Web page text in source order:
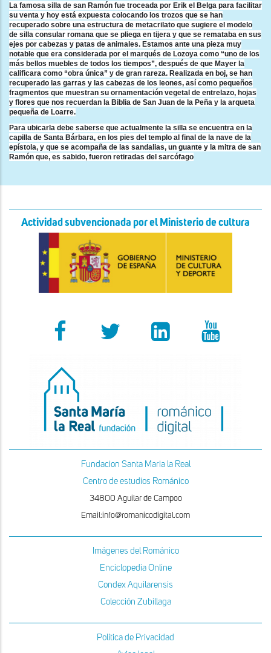
La famosa silla de san Ramón fue troceada por Erik el Belga para facilitar
su venta y hoy está expuesta colocando los trozos que se han
recuperado sobre una estructura de metacrilato que sugiere el modelo
de silla consular romana que se pliega en tijera y que se remataba en sus
ejes por cabezas y patas de animales. Estamos ante una pieza muy
notable que era considerada por el marqués de Lozoya como “uno de los
más bellos muebles de todos los tiempos”, después de que Mayer la
calificara como “obra única” y de gran rareza. Realizada en boj, se han
recuperado las garras y las cabezas de los leones, así como pequeños
fragmentos que muestran su ornamentación vegetal de entrelazo, hojas
y flores que nos recuerdan la Biblia de San Juan de la Peña y la arqueta
pequeña de Loarre.
Para ubicarla debe saberse que actualmente la silla se encuentra en la
capilla de Santa Bárbara, en los pies del templo al final de la nave de la
epístola, y que se acompaña de las sandalias, un guante y la mitra de san
Ramón que, es sabido, fueron retiradas del sarcófago
Actividad subvencionada por el Ministerio de cultura
Fundacion Santa Maria la Real
Centro de estudios Románico
34800 Aguilar de Campoo
Email:info@romanicodigital.com
Imágenes del Románico
Enciclopedia Online
Condex Aquilarensis
Colección Zubillaga
Política de Privacidad